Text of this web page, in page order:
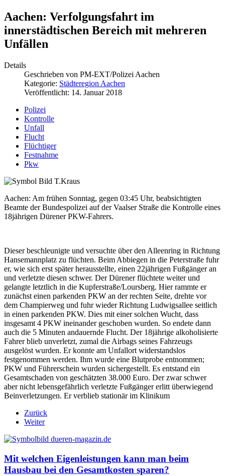
Aachen: Verfolgungsfahrt im
innerstädtischen Bereich mit mehreren
Unfällen
Details
Geschrieben von PM-EXT/Polizei Aachen
Kategorie: Städteregion Aachen
Veröffentlicht: 14. Januar 2018
Polizei
Kontrolle
Unfall
Flucht
Flüchtiger
Festnahme
Pkw
Aachen: Am frühen Sonntag, gegen 03:45 Uhr, beabsichtigten
Beamte der Bundespolizei auf der Vaalser Straße die Kontrolle eines
18jährigen Dürener PKW-Fahrers.
Dieser beschleunigte und versuchte über den Alleenring in Richtung
Hansemannplatz zu flüchten. Beim Abbiegen in die Peterstraße fuhr
er, wie sich erst später herausstellte, einen 22jährigen Fußgänger an
und verletzte diesen schwer. Der Dürener flüchtete weiter und
gelangte letztlich in die Kupferstraße/Loursberg. Hier rammte er
zunächst einen parkenden PKW an der rechten Seite, drehte vor
dem Champierweg und fuhr wieder Richtung Ludwigsallee seitlich
in einen parkenden PKW. Dies mit einer solchen Wucht, dass
insgesamt 4 PKW ineinander geschoben wurden. So endete dann
auch die 5 Minuten andauernde Flucht. Der 18jährige alkoholisierte
Fahrer blieb unverletzt, zumal die Airbags seines Fahrzeugs
ausgelöst wurden. Er konnte am Unfallort widerstandslos
festgenommen werden. Ihm wurde eine Blutprobe entnommen;
PKW und Führerschein wurden sichergestellt. Es entstand ein
Gesamtschaden von geschätzten 38.000 Euro. Der zwar schwer
aber nicht lebensgefährlich verletzte Fußgänger erlitt überwiegend
Beinverletzungen. Er verblieb stationär im Klinikum
Zurück
Weiter
Mit welchen Eigenleistungen kann man beim
Hausbau bei den Gesamtkosten sparen?